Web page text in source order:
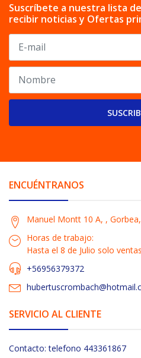
Suscríbete a nuestra lista
recibir noticias y Ofertas
ENCUÉNTRANOS
Manuel Montt 10 A, ,
Horas de trabajo:
Hasta el 8 de Julio solo
+56956379372
SERVICIO AL CLIENTE
Contacto: telefono 443361867